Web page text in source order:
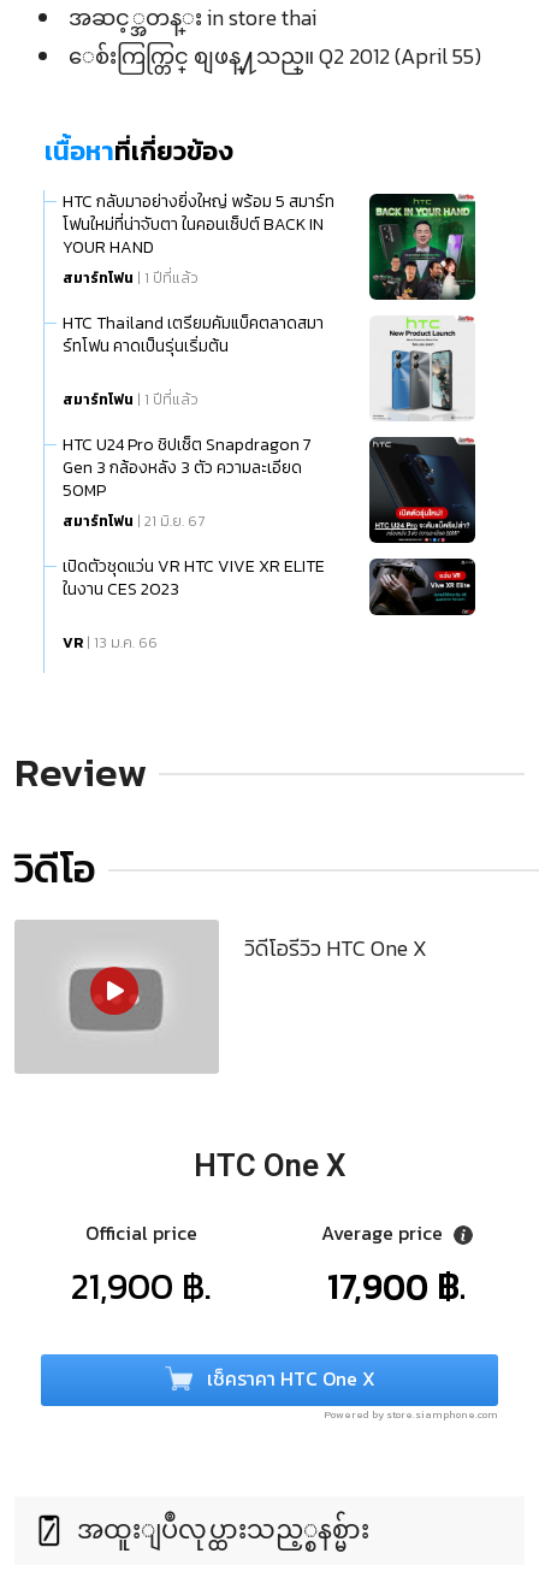
အဆင့္အတန္း in store thai
ေစ်းကြက္တြင္ စျဖန္႔သည္။ Q2 2012 (April 55)
เนื้อหาที่เกี่ยวข้อง
HTC กลับมาอย่างยิ่งใหญ่ พร้อม 5 สมาร์ท
โฟนใหม่ที่น่าจับตา ในคอนเซ็ปต์ BACK IN
YOUR HAND
สมาร์ทโฟน | 1 ปีที่แล้ว
HTC Thailand เตรียมคัมแบ็คตลาดสมา
ร์ทโฟน คาดเป็นรุ่นเริ่มต้น
สมาร์ทโฟน | 1 ปีที่แล้ว
HTC U24 Pro ชิปเซ็ต Snapdragon 7
Gen 3 กล้องหลัง 3 ตัว ความละเอียด
50MP
สมาร์ทโฟน | 21 มิ.ย. 67
เปิดตัวชุดแว่น VR HTC VIVE XR ELITE
ในงาน CES 2023
VR | 13 ม.ค. 66
Review
วิดีโอ
วิดีโอรีวิว HTC One X
HTC One X
Official price
21,900 ฿.
Average price
17,900 ฿.
เช็คราคา HTC One X
Powered by store.siamphone.com
အထူးျပဳလုပ္ထားသည့္စနစ္မ်ား